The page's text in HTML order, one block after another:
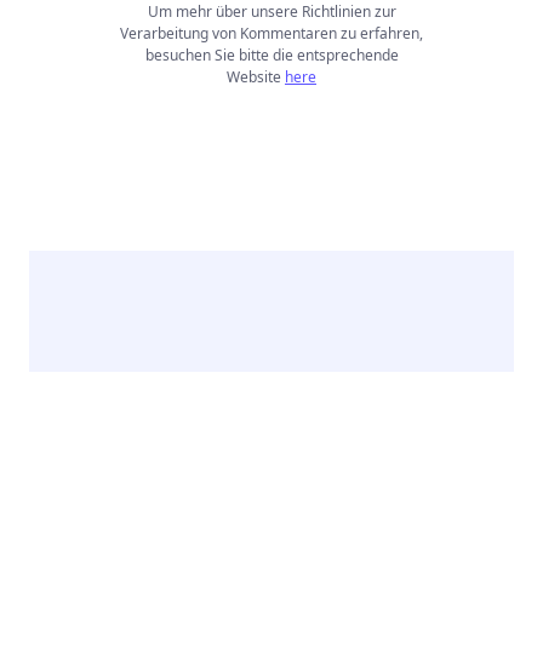
Um mehr über unsere Richtlinien zur
Verarbeitung von Kommentaren zu erfahren,
besuchen Sie bitte die entsprechende
Website here